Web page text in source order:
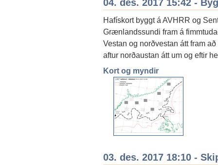
04. des. 2017 15:42 -
Hafískort byggt á AVHRR og
Grænlandssundi fram á
Vestan og norðvestan átt fram
aftur norðaustan átt um og eftir
Kort og myndir
03. des. 2017 18:10 -